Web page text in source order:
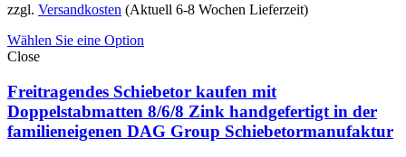
zzgl. Versandkosten (Aktuell 6-8 Wochen Lieferzeit)
Wählen Sie eine Option
Close
Freitragendes Schiebetor kaufen mit
Doppelstabmatten 8/6/8 Zink handgefertigt in der
familieneigenen DAG Group Schiebetormanufaktur